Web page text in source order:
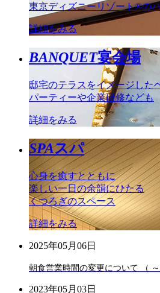
東京ディズニーリゾート®の
詳細をみる
BANQUET宴会場
邸宅のテラスをイメージした
パーティーや企業研修なども
詳細をみる
SPAスパ
心身を癒すとともに
楽しい一日の余韻にひたる
くつろぎのスペース
詳細をみる
2025年05月06日
朝食営業時間の変更について （ ～
2023年05月03日